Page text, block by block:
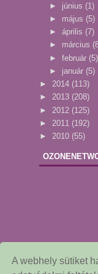
A webhely sütiket
► június (1)
► május (5)
► április (7)
► március
► február (5)
► január (5)
► 2014 (113)
► 2013 (208)
► 2012 (125)
► 2011 (192)
► 2010 (55)